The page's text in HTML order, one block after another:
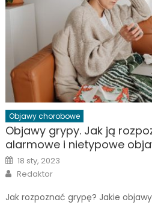
Objawy chorobowe
Objawy grypy. Jak ją
alarmowe i nietypowe
Posted
on
18 sty, 2023
Author
Redaktor
Jak rozpoznać grypę? Jakie